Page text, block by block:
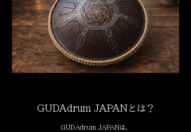
GUDAdrum JAPANとは？
GUDAdrum JAPANは、